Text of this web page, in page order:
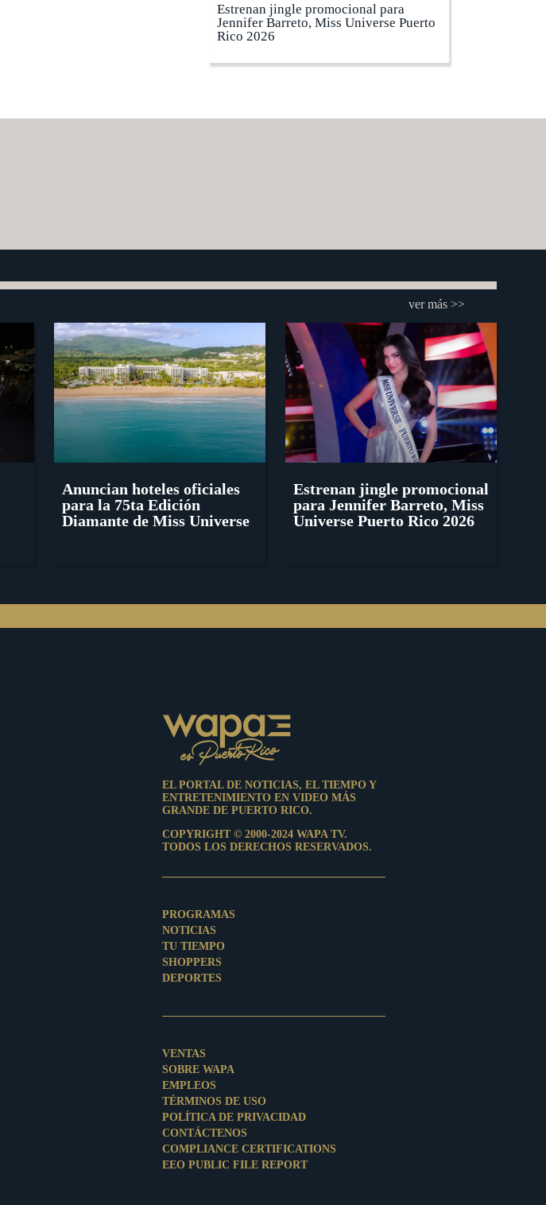
Estrenan jingle promocional para
Jennifer Barreto, Miss Universe Puerto
Rico 2026
ver más >>
Anuncian hoteles oficiales
para la 75ta Edición
Diamante de Miss Universe
Estrenan jingle promocional
para Jennifer Barreto, Miss
Universe Puerto Rico 2026
EL PORTAL DE NOTICIAS, EL TIEMPO Y
ENTRETENIMIENTO EN VIDEO MÁS
GRANDE DE PUERTO RICO.
COPYRIGHT © 2000-2024 WAPA TV.
TODOS LOS DERECHOS RESERVADOS.
PROGRAMAS
NOTICIAS
TU TIEMPO
SHOPPERS
DEPORTES
VENTAS
SOBRE WAPA
EMPLEOS
TÉRMINOS DE USO
POLÍTICA DE PRIVACIDAD
CONTÁCTENOS
COMPLIANCE CERTIFICATIONS
EEO PUBLIC FILE REPORT